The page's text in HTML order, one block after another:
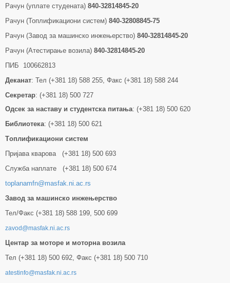
Рачун (уплате студената) 840-32814845-20
Рачун (Топлификациони систем) 840-32808845-75
Рачун (Завод за машинско инжењерство) 840-32814845-20
Рачун (Атестирање возила) 840-32814845-20
ПИБ 100662813
Деканат: Тел (+381 18) 588 255, Факс (+381 18) 588 244
Секретар: (+381 18) 500 727
Одсек за наставу и студентска питања: (+381 18) 500 620
Библиотека: (+381 18) 500 621
Tоплификациони систем
Пријава кварова (+381 18) 500 693
Служба наплате (+381 18) 500 674
toplanamfn@masfak.ni.ac.rs
Завод за машинско инжењерство
Тел/Факс (+381 18) 588 199, 500 699
zavod@masfak.ni.ac.rs
Центар за моторе и моторна возила
Тел (+381 18) 500 692, Факс (+381 18) 500 710
atestinfo@masfak.ni.ac.rs